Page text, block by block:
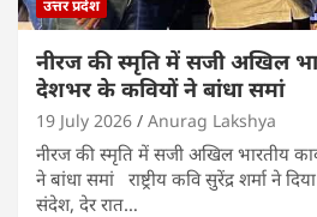
उत्तर प्रदेश
नीरज की स्मृति में सजी अखिल
देशभर के कवियों ने बांधा समां
19 July 2026 Anurag Lakshya
नीरज की स्मृति में सजी अखिल भारतीय
ने बांधा समां राष्ट्रीय कवि सुरेंद्र शर्मा ने
संदेश, देर रात…